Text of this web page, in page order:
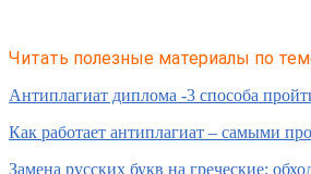
Читать полезные материалы по
Антиплагиат диплома -3 способа
Как работает антиплагиат – самыми
Замена русских букв на греческие: